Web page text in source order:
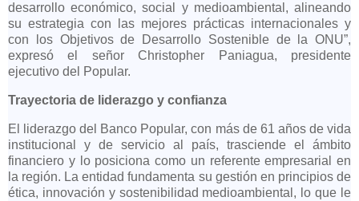
desarrollo económico, social y medioambiental, alineando
su estrategia con las mejores prácticas internacionales y
con los Objetivos de Desarrollo Sostenible de la ONU”,
expresó el señor Christopher Paniagua, presidente
ejecutivo del Popular.
Trayectoria de liderazgo y confianza
El liderazgo del Banco Popular, con más de 61 años de vida
institucional y de servicio al país, trasciende el ámbito
financiero y lo posiciona como un referente empresarial en
la región. La entidad fundamenta su gestión en principios de
ética, innovación y sostenibilidad medioambiental, lo que le